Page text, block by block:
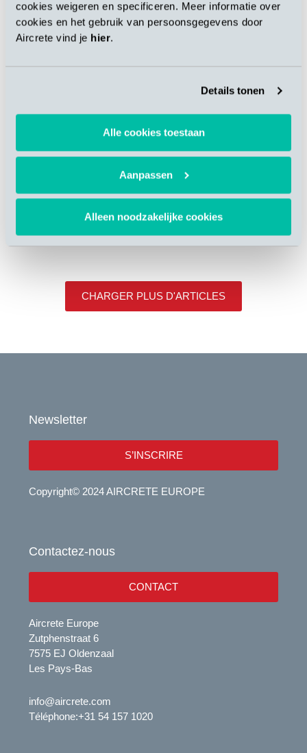
cookies weigeren en specificeren. Meer informatie over
cookies en het gebruik van persoonsgegevens door
Aircrete vind je hier.
Details tonen
Alle cookies toestaan
Aanpassen
Alleen noodzakelijke cookies
avril 15, 2022
L’usine de Xella à Vuren, aux Pays-Bas, a commencé l’année en
plein essor avec une ligne de découpe améliorée. Avec un temps
d’une préparation très
CHARGER PLUS D'ARTICLES
Newsletter
S’INSCRIRE
Copyright© 2024 AIRCRETE EUROPE
Contactez-nous
CONTACT
Aircrete Europe
Zutphenstraat 6
7575 EJ Oldenzaal
Les Pays-Bas
info@aircrete.com
Téléphone:+31 54 157 1020